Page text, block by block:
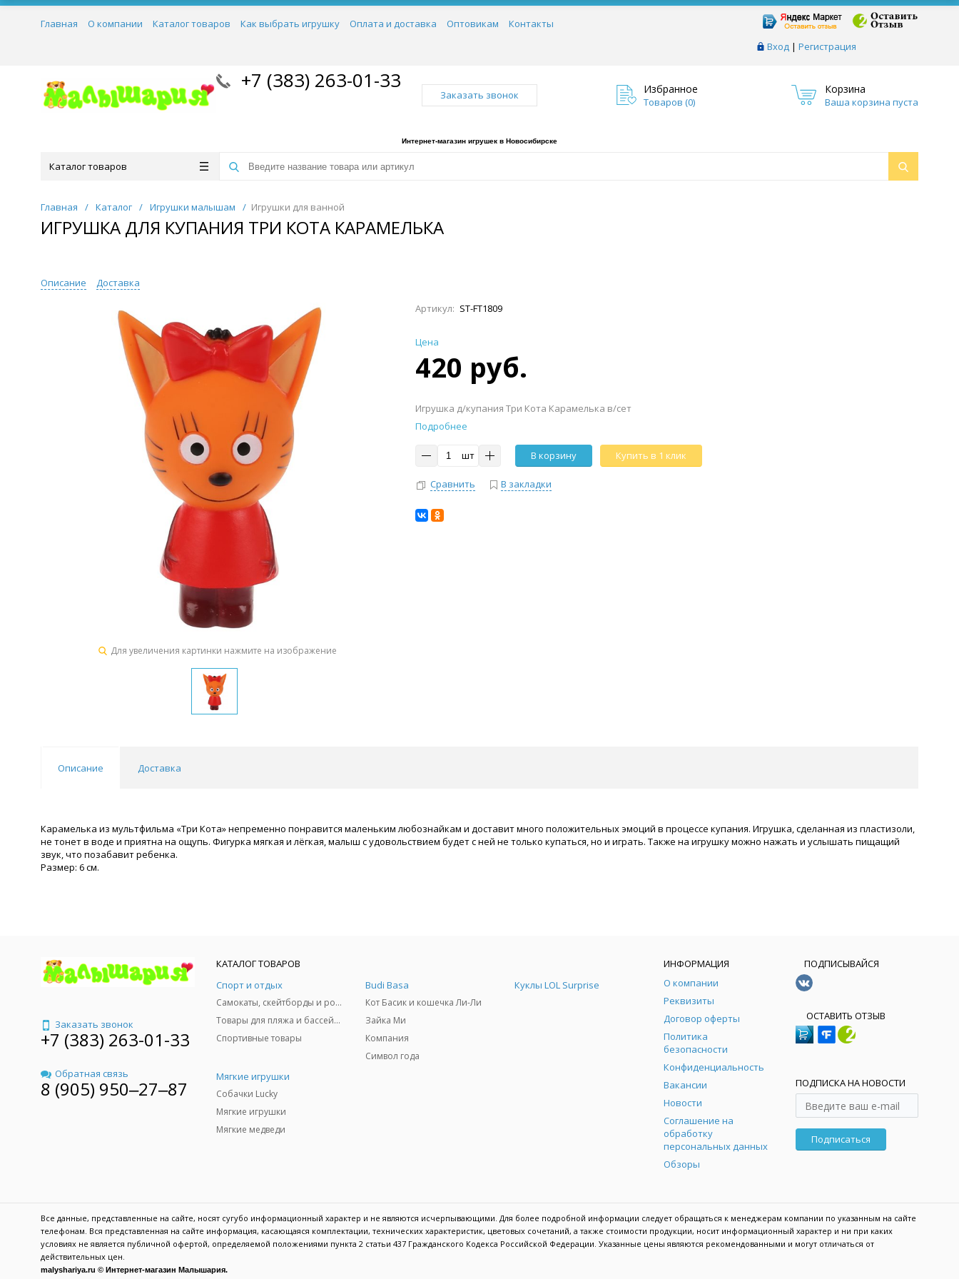
Вход | Регистрация
Главная О компании Каталог товаров Как выбрать игрушку Оплата и доставка Оптовикам Контакты
+7 (383) 263-01-33
Заказать звонок Избранное
Товаров (0)
Корзина
Ваша корзина пуста
Интернет-магазин игрушек в Новосибирске
Каталог товаров
Главная / Каталог / Игрушки малышам / Игрушки для ванной
ИГРУШКА ДЛЯ КУПАНИЯ ТРИ КОТА КАРАМЕЛЬКА
Описание Доставка
Для увеличения картинки нажмите на изображение
Артикул: ST-FT1809
Цена
420 руб.
Игрушка д/купания Три Кота Карамелька в/сет
Подробнее
шт В корзину Купить в 1 клик
Сравнить В закладки
Описание Доставка
Карамелька из мультфильма «Три Кота» непременно понравится маленьким любознайкам и доставит много положительных эмоций в процессе купания. Игрушка, сделанная из пластизоли,
не тонет в воде и приятна на ощупь. Фигурка мягкая и лёгкая, малыш с удовольствием будет с ней не только купаться, но и играть. Также на игрушку можно нажать и услышать пищащий
звук, что позабавит ребенка.
Размер: 6 см.
Заказать звонок
+7 (383) 263-01-33
Обратная связь
8 (905) 950‒27‒87
КАТАЛОГ ТОВАРОВ
Спорт и отдых
Самокаты, скейтборды и ролики
Товары для пляжа и бассейны
Спортивные товары
Budi Basa
Кот Басик и кошечка Ли-Ли
Зайка Ми
Компания
Символ года
Куклы LOL Surprise
Мягкие игрушки
Собачки Lucky
Мягкие игрушки
Мягкие медведи
ИНФОРМАЦИЯ
О компании
Реквизиты
Договор оферты
Политика
безопасности
Конфиденциальность
Вакансии
Новости
Соглашение на
обработку
персональных данных
Обзоры
ПОДПИСЫВАЙСЯ
ОСТАВИТЬ ОТЗЫВ
ПОДПИСКА НА НОВОСТИ
Подписаться
Все данные, представленные на сайте, носят сугубо информационный характер и не являются исчерпывающими. Для более подробной информации следует обращаться к менеджерам компании по указанным на сайте
телефонам. Вся представленная на сайте информация, касающаяся комплектации, технических характеристик, цветовых сочетаний, а также стоимости продукции, носит информационный характер и ни при каких
условиях не является публичной офертой, определяемой положениями пункта 2 статьи 437 Гражданского Кодекса Российской Федерации. Указанные цены являются рекомендованными и могут отличаться от
действительных цен.
malyshariya.ru © Интернет-магазин Малышария.